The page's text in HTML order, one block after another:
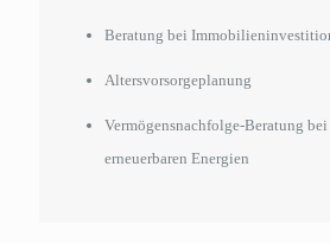
Beratung bei
Altersvorsorgeplanung
Vermögensnachfolge-Beratung
erneuerbaren Energien